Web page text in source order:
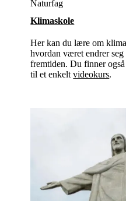
Naturfag
Klimaskole
Her kan du lære om
hvordan været endrer
fremtiden. Du finner
til et enkeltvideokurs.